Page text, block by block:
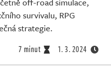
survivalu, RPG
strategie.
7 minut 1. 3. 2024